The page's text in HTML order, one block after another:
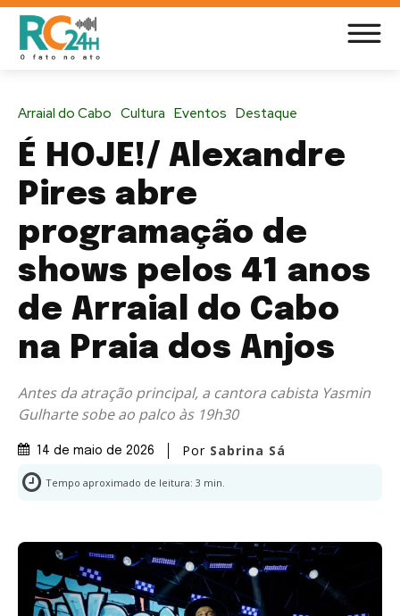
Arraial do Cabo Cultura Eventos Destaque
É HOJE!/ Alexandre
Pires abre
programação de
shows pelos 41 anos
de Arraial do Cabo
na Praia dos Anjos
Antes da atração principal, a cantora cabista Yasmin
Gulharte sobe ao palco às 19h30
14 de maio de 2026 Por Sabrina Sá
Tempo aproximado de leitura: 3 min.